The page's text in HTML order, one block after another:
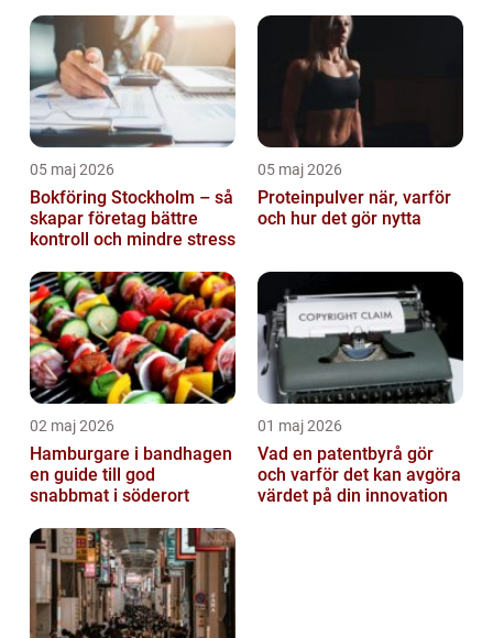
05 maj 2026
Bokföring Stockholm – så
skapar företag bättre
kontroll och mindre stress
05 maj 2026
Proteinpulver när, varför
och hur det gör nytta
02 maj 2026
Hamburgare i bandhagen
en guide till god
snabbmat i söderort
01 maj 2026
Vad en patentbyrå gör
och varför det kan avgöra
värdet på din innovation